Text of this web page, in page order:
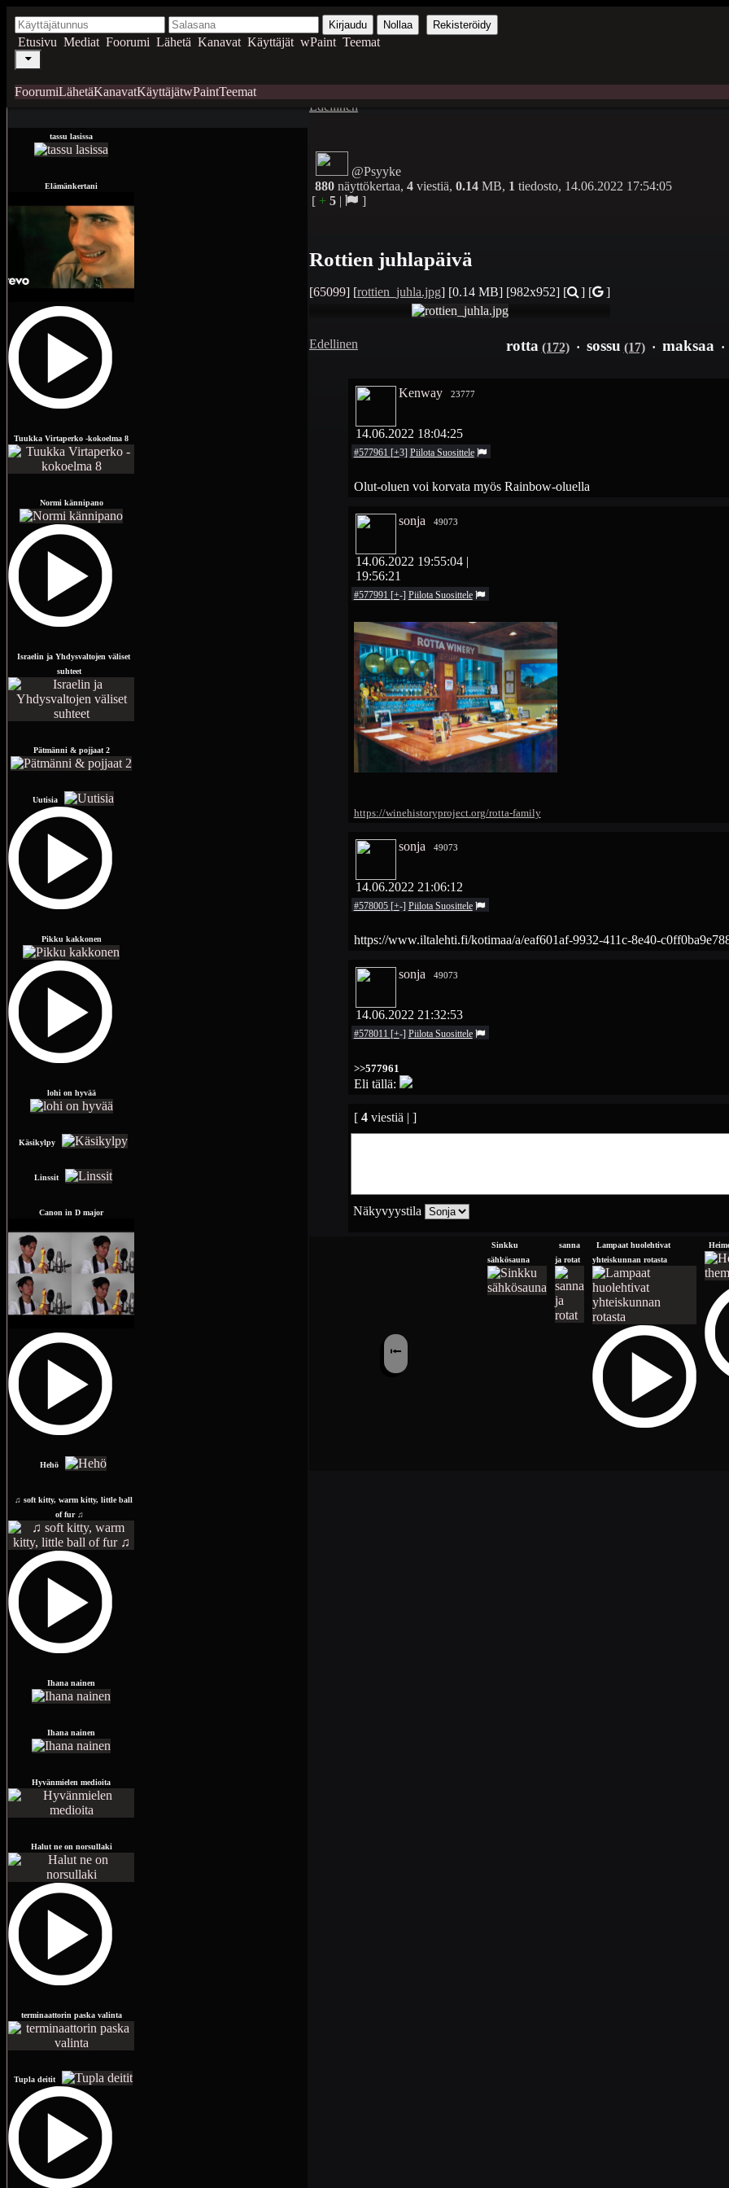
Kirjaudu Nollaa Rekisteröidy
Etusivu Mediat Foorumi Lähetä Kanavat Käyttäjät wPaint Teemat
FoorumiLähetäKanavatKäyttäjätwPaintTeemat
tassu lasissa
Elämänkertani
Tuukka Virtaperko -kokoelma 8
Normi kännipano
Israelin ja Yhdysvaltojen väliset
suhteet
Pätmänni & pojjaat 2
Uutisia
Pikku kakkonen
lohi on hyvää
Käsikylpy
Linssit
Canon in D major
Hehö
♫ soft kitty, warm kitty, little ball
of fur ♫
Ihana nainen
Ihana nainen
Hyvänmielen medioita
Halut ne on norsullaki
terminaattorin paska valinta
Tupla deitit
Edellinen
@Psyyke
880 näyttökertaa, 4 viestiä, 0.14 MB, 1 tiedosto, 14.06.2022 17:54:05
[ + 5 | ]
Rottien juhlapäivä
[65099] [rottien_juhla.jpg] [0.14 MB] [982x952] [ ] [ ]
Edellinen rotta (172) · sossu (17) · maksaa ·
Kenway 23777
14.06.2022 18:04:25
#577961 [+3] Piilota Suosittele
Olut-oluen voi korvata myös Rainbow-oluella
sonja 49073
14.06.2022 19:55:04 |
19:56:21
#577991 [+-] Piilota Suosittele
https://winehistoryproject.org/rotta-family
sonja 49073
14.06.2022 21:06:12
#578005 [+-] Piilota Suosittele
https://www.iltalehti.fi/kotimaa/a/eaf601af-9932-411c-8e40-
sonja 49073
14.06.2022 21:32:53
#578011 [+-] Piilota Suosittele
>>577961
Eli tällä:
[ 4viestiä | ]
Näkyvyystila
⭰
Sinkku
sähkösauna
sanna
ja rotat
Lampaat huolehtivat
yhteiskunnan rotasta